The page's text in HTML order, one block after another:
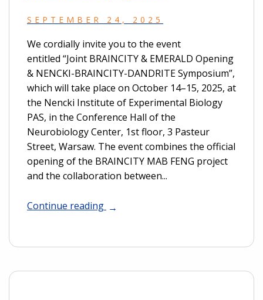
SEPTEMBER 24, 2025
We cordially invite you to the event
entitled “Joint BRAINCITY & EMERALD Opening
& NENCKI-BRAINCITY-DANDRITE Symposium”,
which will take place on October 14–15, 2025, at
the Nencki Institute of Experimental Biology
PAS, in the Conference Hall of the
Neurobiology Center, 1st floor, 3 Pasteur
Street, Warsaw. The event combines the official
opening of the BRAINCITY MAB FENG project
and the collaboration between...
Continue reading